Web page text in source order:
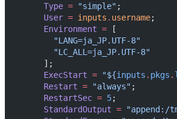
      Type
= "simple" ;
      User
= inputs . username;
      Environment
= [
        "LANG=ja_JP.UTF-8"
        "LC_ALL=ja_JP.UTF-8"
      ];
      ExecStart
= "${inputs . pkgs .
      Restart
= "always" ;
      RestartSec
= 5;
      StandardOutput
= "append:/